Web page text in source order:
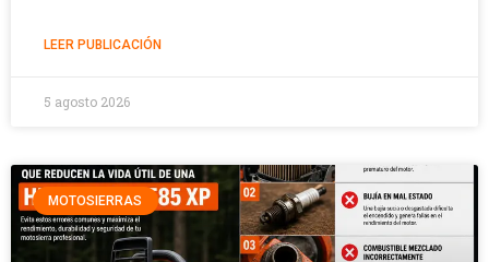
LEER PUBLICACIÓN
5 agosto 2026
MOTOSIERRAS